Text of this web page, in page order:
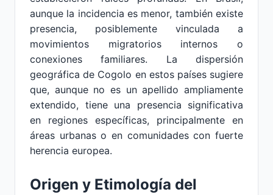
aunque la incidencia es menor, también existe
presencia, posiblemente vinculada a
movimientos migratorios internos o
conexiones familiares. La dispersión
geográfica de Cogolo en estos países sugiere
que, aunque no es un apellido ampliamente
extendido, tiene una presencia significativa
en regiones específicas, principalmente en
áreas urbanas o en comunidades con fuerte
herencia europea.
Origen y Etimología del